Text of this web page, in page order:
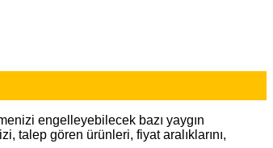
engelleyebilecek bazı yaygın
talep gören ürünleri, fiyat aralıklarını,